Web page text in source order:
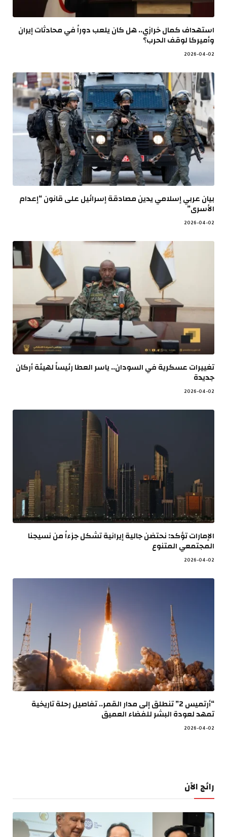
استهداف كمال خرازي.. هل كان يلعب دوراً في محادثات إيران
وأميركا لوقف الحرب؟
2026-04-02
بيان عربي إسلامي يدين مصادقة إسرائيل على قانون “إعدام
الأسرى”
2026-04-02
تغييرات عسكرية في السودان.. ياسر العطا رئيساً لهيئة أركان
جديدة
2026-04-02
الإمارات تؤكد: نحتضن جالية إيرانية تشكل جزءاً من نسيجنا
المجتمعي المتنوع
2026-04-02
“أرتميس 2” تنطلق إلى مدار القمر.. تفاصيل رحلة تاريخية
تمهد لعودة البشر للفضاء العميق
2026-04-02
رائج الآن